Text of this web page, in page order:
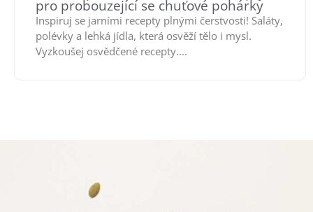
pro probouzející se chuťové pohárky
Inspiruj se jarními recepty plnými čerstvosti! Saláty,
polévky a lehká jídla, která osvěží tělo i mysl.
Vyzkoušej osvědčené recepty....